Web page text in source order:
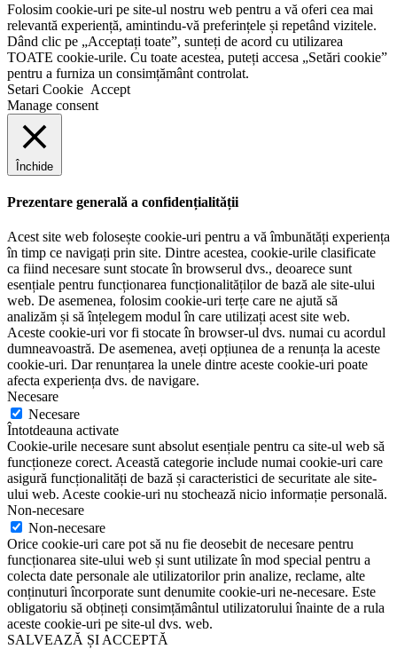
Folosim cookie-uri pe site-ul nostru web pentru a vă oferi cea mai
relevantă experiență, amintindu-vă preferințele și repetând vizitele.
Dând clic pe „Acceptați toate”, sunteți de acord cu utilizarea
TOATE cookie-urile. Cu toate acestea, puteți accesa „Setări cookie”
pentru a furniza un consimțământ controlat.
Setari Cookie Accept
Manage consent
Închide
Prezentare generală a confidențialității
Acest site web folosește cookie-uri pentru a vă îmbunătăți experiența
în timp ce navigați prin site. Dintre acestea, cookie-urile clasificate
ca fiind necesare sunt stocate în browserul dvs., deoarece sunt
esențiale pentru funcționarea funcționalităților de bază ale site-ului
web. De asemenea, folosim cookie-uri terțe care ne ajută să
analizăm și să înțelegem modul în care utilizați acest site web.
Aceste cookie-uri vor fi stocate în browser-ul dvs. numai cu acordul
dumneavoastră. De asemenea, aveți opțiunea de a renunța la aceste
cookie-uri. Dar renunțarea la unele dintre aceste cookie-uri poate
afecta experiența dvs. de navigare.
Necesare
Necesare
Întotdeauna activate
Cookie-urile necesare sunt absolut esențiale pentru ca site-ul web să
funcționeze corect. Această categorie include numai cookie-uri care
asigură funcționalități de bază și caracteristici de securitate ale site-
ului web. Aceste cookie-uri nu stochează nicio informație personală.
Non-necesare
Non-necesare
Orice cookie-uri care pot să nu fie deosebit de necesare pentru
funcționarea site-ului web și sunt utilizate în mod special pentru a
colecta date personale ale utilizatorilor prin analize, reclame, alte
conținuturi încorporate sunt denumite cookie-uri ne-necesare. Este
obligatoriu să obțineți consimțământul utilizatorului înainte de a rula
aceste cookie-uri pe site-ul dvs. web.
SALVEAZĂ ȘI ACCEPTĂ